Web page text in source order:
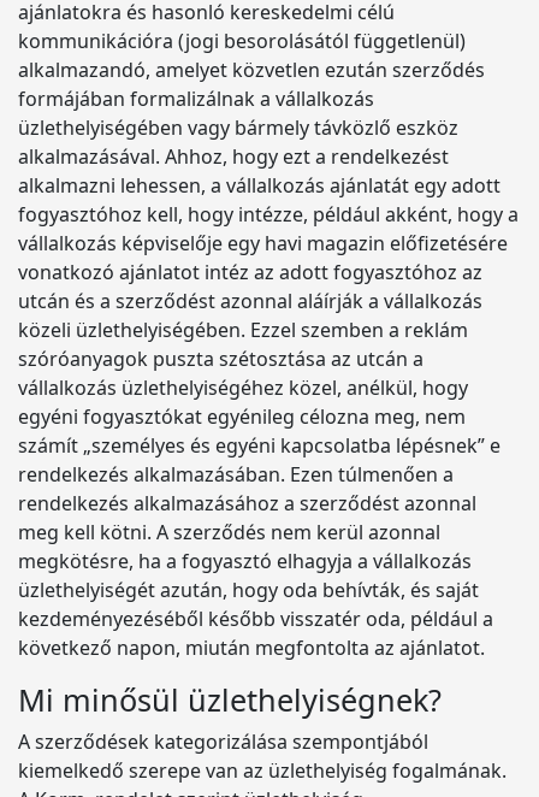
ajánlatokra és hasonló kereskedelmi célú
kommunikációra (jogi besorolásától függetlenül)
alkalmazandó, amelyet közvetlen ezután szerződés
formájában formalizálnak a vállalkozás
üzlethelyiségében vagy bármely távközlő eszköz
alkalmazásával. Ahhoz, hogy ezt a rendelkezést
alkalmazni lehessen, a vállalkozás ajánlatát egy adott
fogyasztóhoz kell, hogy intézze, például akként, hogy a
vállalkozás képviselője egy havi magazin előfizetésére
vonatkozó ajánlatot intéz az adott fogyasztóhoz az
utcán és a szerződést azonnal aláírják a vállalkozás
közeli üzlethelyiségében. Ezzel szemben a reklám
szóróanyagok puszta szétosztása az utcán a
vállalkozás üzlethelyiségéhez közel, anélkül, hogy
egyéni fogyasztókat egyénileg célozna meg, nem
számít „személyes és egyéni kapcsolatba lépésnek” e
rendelkezés alkalmazásában. Ezen túlmenően a
rendelkezés alkalmazásához a szerződést azonnal
meg kell kötni. A szerződés nem kerül azonnal
megkötésre, ha a fogyasztó elhagyja a vállalkozás
üzlethelyiségét azután, hogy oda behívták, és saját
kezdeményezéséből később visszatér oda, például a
következő napon, miután megfontolta az ajánlatot.
Mi minősül üzlethelyiségnek?
A szerződések kategorizálása szempontjából
kiemelkedő szerepe van az üzlethelyiség fogalmának.